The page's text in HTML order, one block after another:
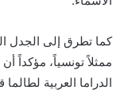
كما تطرق إلى الجدل
ممثلاً تونسياً، مؤكداً
الدراما العربية